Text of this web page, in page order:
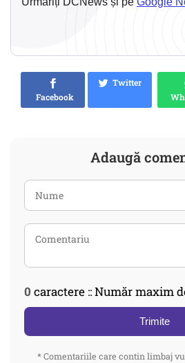
Facebook
Twitter
Adaugă
0 caractere :: Număr maxim
Trimite
* Comentariile care contin limbaj